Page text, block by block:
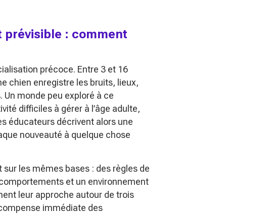
prévisible : comment
précoce. Entre 3 et 16
chien enregistre les bruits, lieux,
monde peu exploré à ce
difficiles à gérer à l’âge adulte,
éducateurs décrivent alors une
nouveauté à quelque chose
les mêmes bases : des règles de
et un environnement
leur approche autour de trois
immédiate des